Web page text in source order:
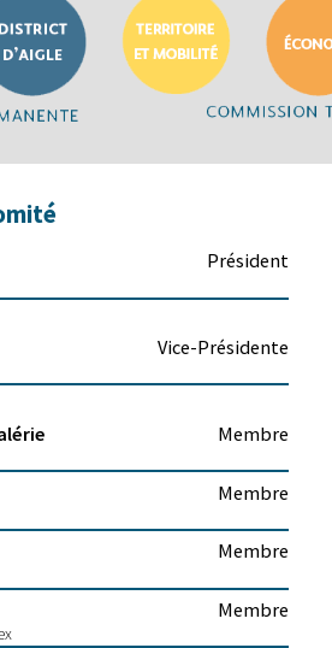
Président
Vice-Présidente
Membre
Membre
Membre
Membre